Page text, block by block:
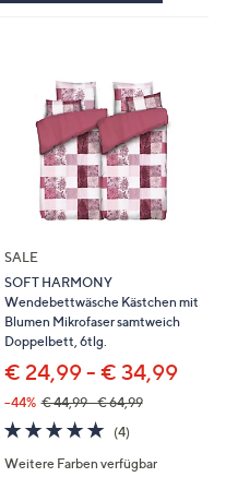
SALE
SOFT HARMONY
Wendebettwäsche Kästchen mit
Blumen Mikrofaser samtweich
Doppelbett, 6tlg.
€ 24,99 - € 34,99
--44% € 44,99 - € 64,99
4.8
von
5
(4)4
Weitere Farben verfügbar